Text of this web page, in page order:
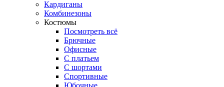
Кардиганы
Комбинезоны
Костюмы
Посмотреть всё
Брючные
Офисные
С платьем
С шортами
Спортивные
Юбочные